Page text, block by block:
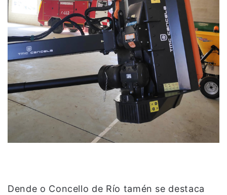
Dende o Concello de Río tamén se destaca